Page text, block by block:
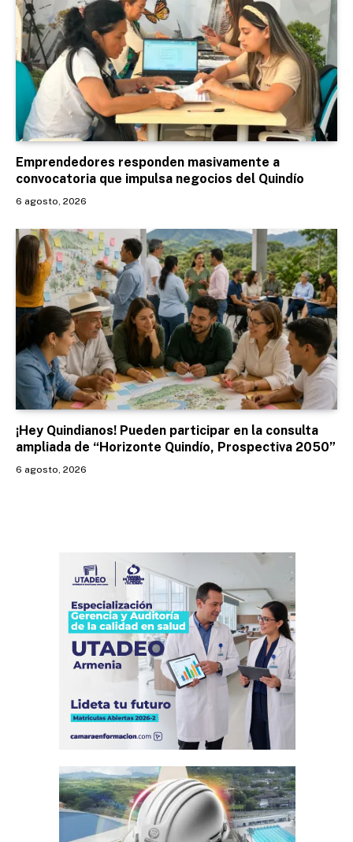
Emprendedores responden masivamente a
convocatoria que impulsa negocios del Quindío
6 agosto, 2026
¡Hey Quindianos! Pueden participar en la consulta
ampliada de “Horizonte Quindío, Prospectiva 2050”
6 agosto, 2026